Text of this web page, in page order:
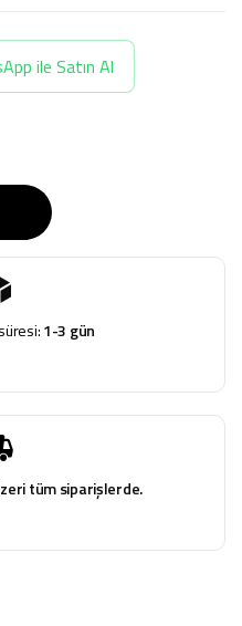
ile Satın Al
1-3 gün
tüm siparişlerde.